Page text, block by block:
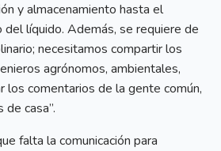
y almacenamiento hasta el
líquido. Además, se requiere de
necesitamos compartir los
agrónomos, ambientales,
los comentarios de la gente común,
casa”.
falta la comunicación para